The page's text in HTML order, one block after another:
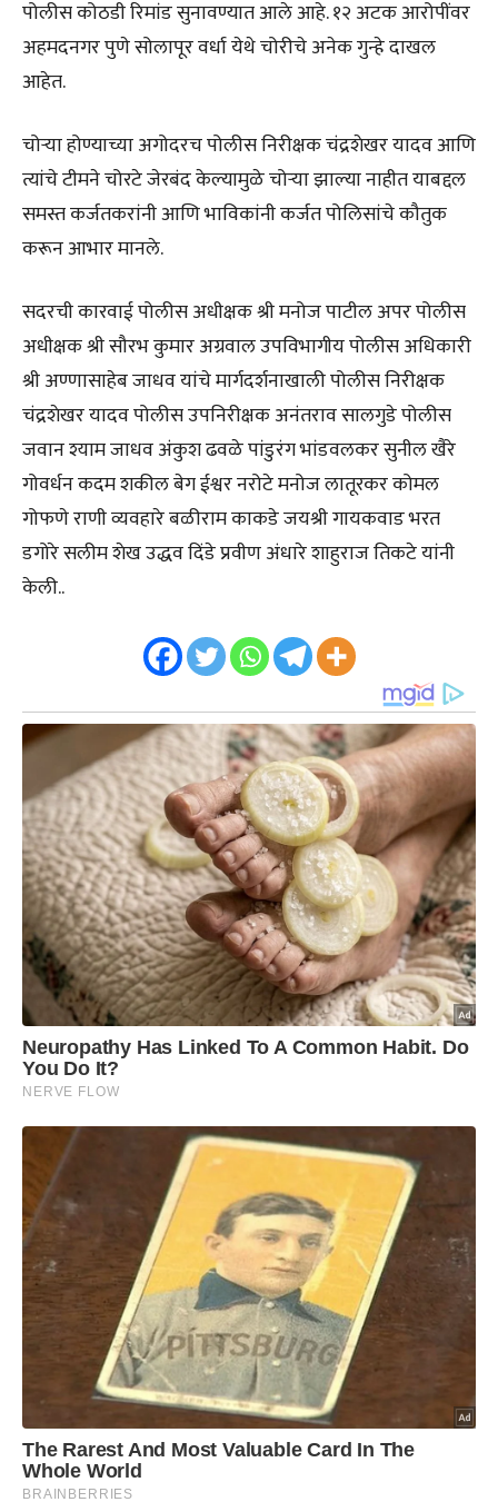
पोलीस कोठडी रिमांड सुनावण्यात आले आहे. १२ अटक आरोपींवर
अहमदनगर पुणे सोलापूर वर्धा येथे चोरीचे अनेक गुन्हे दाखल
आहेत.
चोऱ्या होण्याच्या अगोदरच पोलीस निरीक्षक चंद्रशेखर यादव आणि
त्यांचे टीमने चोरटे जेरबंद केल्यामुळे चोऱ्या झाल्या नाहीत याबद्दल
समस्त कर्जतकरांनी आणि भाविकांनी कर्जत पोलिसांचे कौतुक
करून आभार मानले.
सदरची कारवाई पोलीस अधीक्षक श्री मनोज पाटील अपर पोलीस
अधीक्षक श्री सौरभ कुमार अग्रवाल उपविभागीय पोलीस अधिकारी
श्री अण्णासाहेब जाधव यांचे मार्गदर्शनाखाली पोलीस निरीक्षक
चंद्रशेखर यादव पोलीस उपनिरीक्षक अनंतराव सालगुडे पोलीस
जवान श्याम जाधव अंकुश ढवळे पांडुरंग भांडवलकर सुनील खैरे
गोवर्धन कदम शकील बेग ईश्वर नरोटे मनोज लातूरकर कोमल
गोफणे राणी व्यवहारे बळीराम काकडे जयश्री गायकवाड भरत
डगोरे सलीम शेख उद्धव दिंडे प्रवीण अंधारे शाहुराज तिकटे यांनी
केली..